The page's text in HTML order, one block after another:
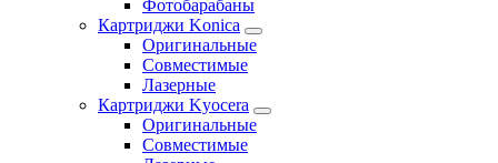
Фотобарабаны
Картриджи Konica
Оригинальные
Совместимые
Лазерные
Картриджи Kyocera
Оригинальные
Совместимые